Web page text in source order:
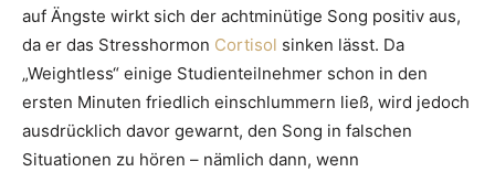
auf Ängste wirkt sich der achtminütige Song positiv aus,
da er das Stresshormon Cortisol sinken lässt. Da
„Weightless“ einige Studienteilnehmer schon in den
ersten Minuten friedlich einschlummern ließ, wird jedoch
ausdrücklich davor gewarnt, den Song in falschen
Situationen zu hören – nämlich dann, wenn